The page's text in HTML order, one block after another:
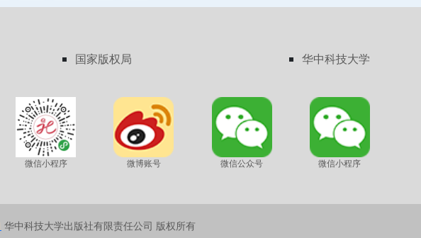
国家版权局 华中科技大学
微信小程序 微博账号 微信公众号 微信小程序
华中科技大学出版社有限责任公司 版权所有